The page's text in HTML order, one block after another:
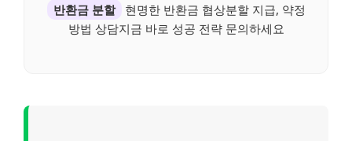
반환금 분할
현명한 반환금 협상분할 지급, 약정
방법 상담지금 바로 성공 전략 문의하세요